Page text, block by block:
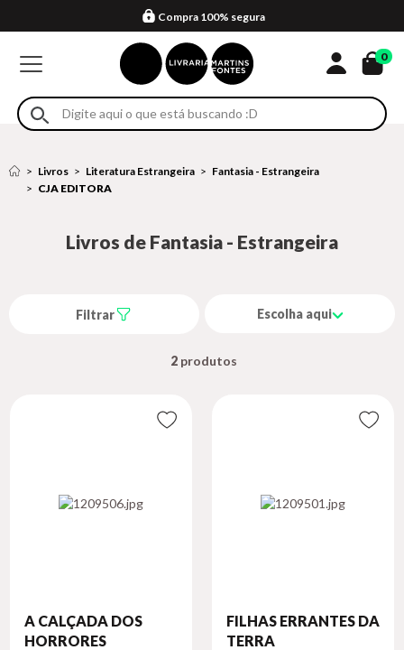
Formas de entrega
Compra 100% segura
Em até 4x sem juros no cartão*
Retire na loja
Eventos
0
Livros Literatura Estrangeira
Fantasia - Estrangeira
CJA EDITORA
Livros de Fantasia - Estrangeira
Filtrar Escolha aqui
2
A CALÇADA DOS
HORRORES
FILHAS ERRANTES DA
TERRA